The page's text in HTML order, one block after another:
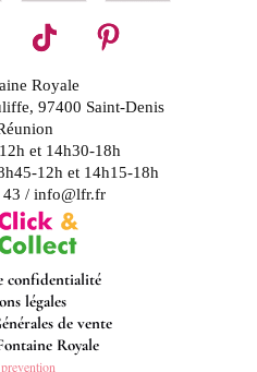
Royale
97400 Saint-Denis
et 14h30-18h
12h et 14h15-18h
43 / info@lfr.fr
confidentialité
légales
de vente
Royale